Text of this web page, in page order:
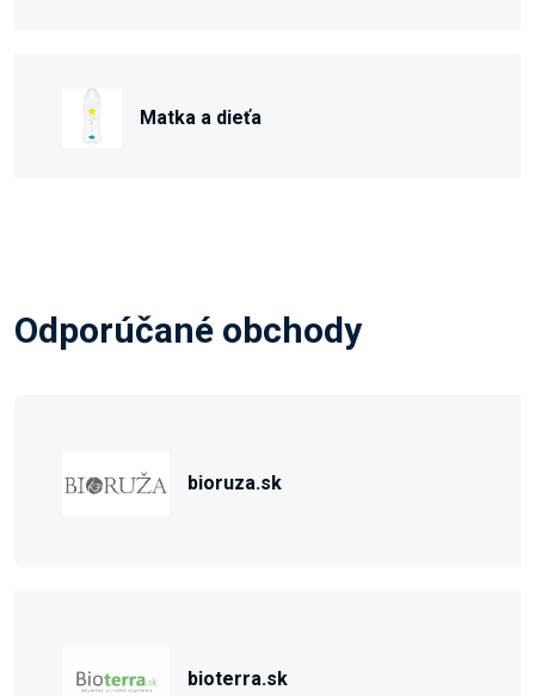
Matka a dieťa
Odporúčané obchody
bioruza.sk
bioterra.sk